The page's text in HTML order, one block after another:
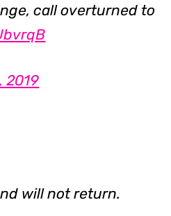
call overturned to
2019
will not return.